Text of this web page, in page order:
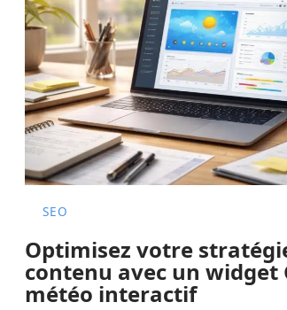
SEO
Optimisez votre
contenu avec un widget
météo interactif